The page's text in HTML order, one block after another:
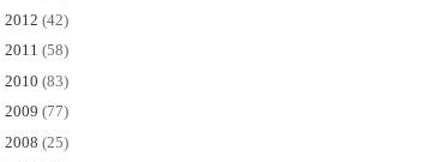
2012 (42)
2011 (58)
2010 (83)
2009 (77)
2008 (25)